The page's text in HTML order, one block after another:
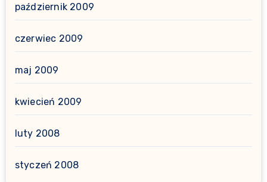
październik 2009
czerwiec 2009
maj 2009
kwiecień 2009
luty 2008
styczeń 2008